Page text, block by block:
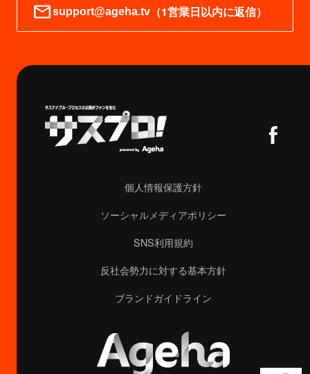
support@ageha.tv（1営業日以内に返信）
個人情報保護方針
ソーシャルメディアポリシー
SNS利用規約
反社会勢力に対する基本方針
ブランドガイドライン